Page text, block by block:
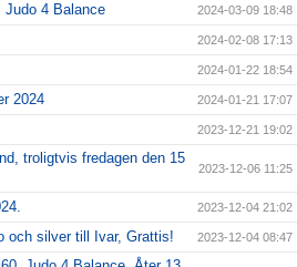
Judo 4 Balance 2024-03-09 18:48
2024-02-08 17:13
2024-01-22 18:54
2024 2024-01-21 17:07
2023-12-21 19:02
troligtvis fredagen den 15
2023-12-06 11:25
2023-12-04 21:02
och silver till Ivar, Grattis! 2023-12-04 08:47